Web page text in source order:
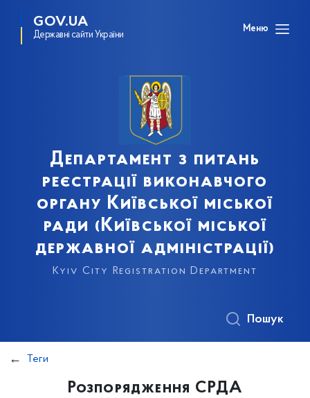
GOV.UA
Державні сайти України
Меню
Департамент з питань
реєстрації виконавчого
органу Київської міської
ради (Київської міської
державної адміністрації)
Kyiv City Registration Department
Пошук
Теги
Розпорядження СРДА